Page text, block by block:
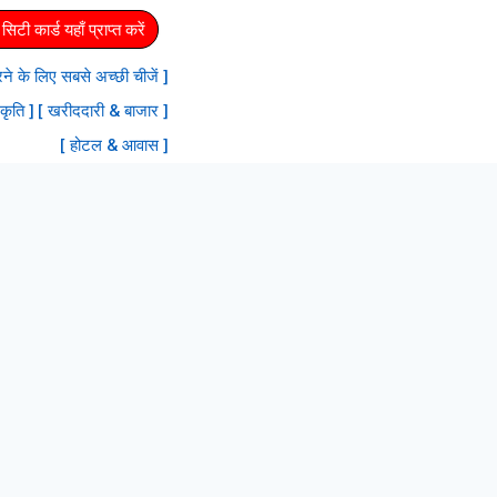
कार्ड यहाँ प्राप्त करें
के लिए सबसे अच्छी चीजें ]
] [ खरीददारी & बाजार ]
[ होटल & आवास ]